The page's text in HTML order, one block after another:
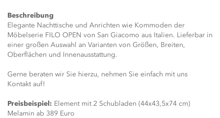
Beschreibung
Elegante Nachttische und Anrichten wie Kommoden der
Möbelserie FILO OPEN von San Giacomo aus Italien. Lieferbar in
einer großen Auswahl an Varianten von Größen, Breiten,
Oberflächen und Innenausstattung.
Gerne beraten wir Sie hierzu, nehmen Sie einfach mit uns
Kontakt auf!
Preisbeispiel: Element mit 2 Schubladen (44x43,5x74 cm)
Melamin ab 389 Euro